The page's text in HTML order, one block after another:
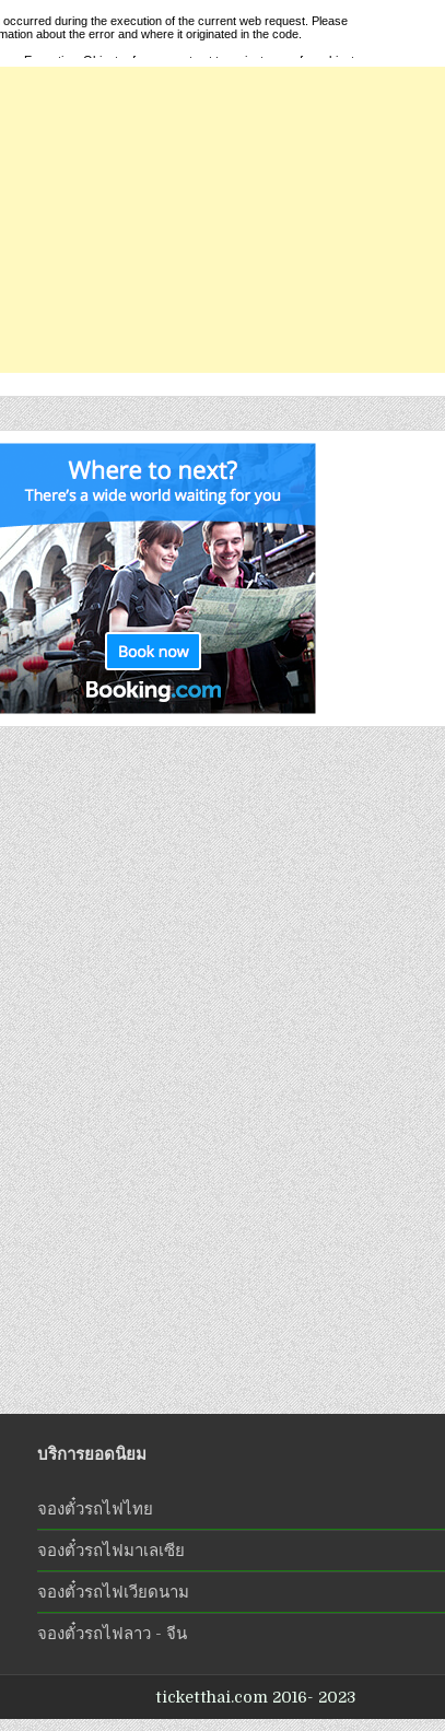
บริการยอดนิยม
จองตั๋วรถไฟไทย
จองตั๋วรถไฟมาเลเซีย
จองตั๋วรถไฟเวียดนาม
จองตั๋วรถไฟลาว - จีน
ticketthai.com 2016- 2023